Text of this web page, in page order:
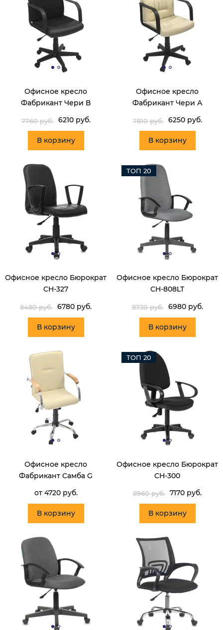
Офисное кресло
Фабрикант Чери В
7760 руб. 6210 руб.
В корзину
Офисное кресло
Фабрикант Чери А
7810 руб. 6250 руб.
В корзину
Офисное кресло Бюрократ
CH-327
8480 руб. 6780 руб.
В корзину
ТОП 20
Офисное кресло Бюрократ
CH-808LT
8730 руб. 6980 руб.
В корзину
Офисное кресло
Фабрикант Самба G
от 4720 руб.
В корзину
ТОП 20
Офисное кресло Бюрократ
CH-300
8960 руб. 7170 руб.
В корзину